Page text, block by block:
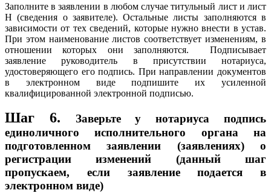
Заполните в заявлении в любом случае титульный лист и лист
Н (сведения о заявителе). Остальные листы заполняются в
зависимости от тех сведений, которые нужно внести в устав.
При этом наименование листов соответствует изменениям, в
отношении которых они заполняются. Подписывает
заявление руководитель в присутствии нотариуса,
удостоверяющего его подпись. При направлении документов
в электронном виде подпишите их усиленной
квалифицированной электронной подписью.
Шаг 6.
Заверьте у нотариуса подпись
единоличного исполнительного органа на
подготовленном заявлении (заявлениях) о
регистрации изменений (данный шаг
пропускаем, если заявление подается в
электронном виде)